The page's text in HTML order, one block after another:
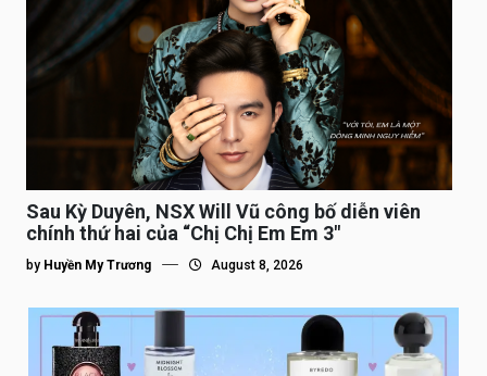
Sau Kỳ Duyên, NSX Will Vũ công bố diễn viên
chính thứ hai của “Chị Chị Em Em 3″
by Huyền My Trương August 8, 2026